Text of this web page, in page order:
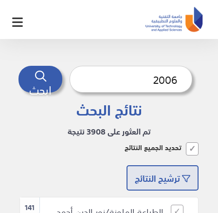
ابحث
نتائج البحث
تم العثور على 3908 نتيجة
تحديد الجميع النتائج
ترشيح النتائج
141